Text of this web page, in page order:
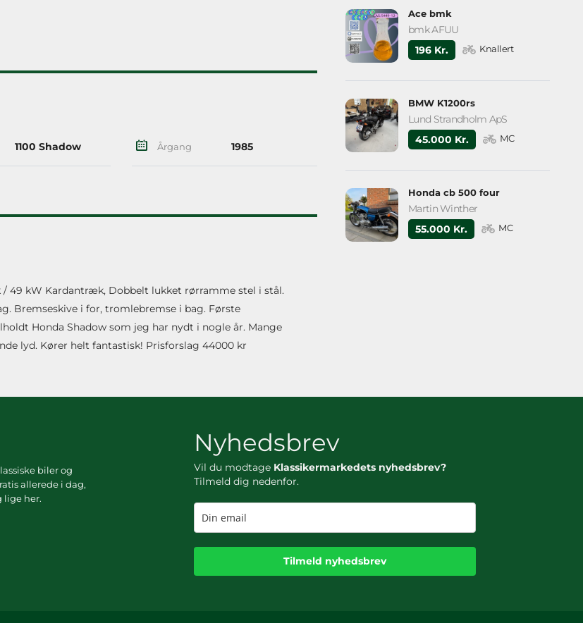
1100 Shadow Årgang 1985
49 kW Kardantræk, Dobbelt lukket rørramme stel i stål.
Bremseskive i for, tromlebremse i bag. Første
Honda Shadow som jeg har nydt i nogle år. Mange
lyd. Kører helt fantastisk! Prisforslag 44000 kr
Ace bmk
bmk AFUU
196 Kr.
Knallert
BMW K1200rs
Lund Strandholm ApS
45.000 Kr.
MC
Honda cb 500 four
Martin Winther
55.000 Kr.
MC
biler og
allerede i dag,
lige her.
Nyhedsbrev
Vil du modtage Klassikermarkedets nyhedsbrev?
Tilmeld dig nedenfor.
Tilmeld nyhedsbrev